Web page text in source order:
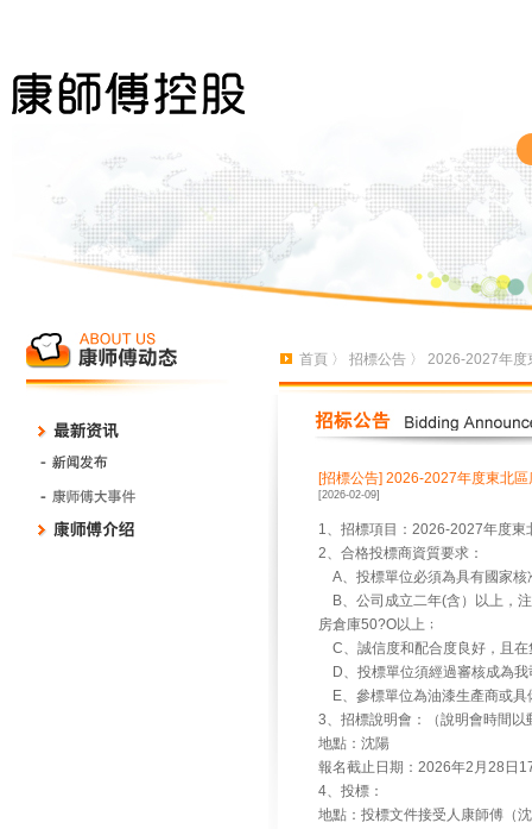
首頁 〉 招標公告 〉 2026-2027年
[招標公告] 2026-2027年度東北
[2026-02-09]
1、招標項目：2026-2027年度東
2、合格投標商資質要求：
A、投標單位必須為具有國家核
B、公司成立二年(含）以上，
房倉庫50?O以上﹔
C、誠信度和配合度良好，且在
D、投標單位須經過審核成為我
E、參標單位為油漆生產商或具
3、招標說明會：（說明會時間以
地點：沈陽
報名截止日期：2026年2月28日
4、投標：
地點：投標文件接受人康師傅（